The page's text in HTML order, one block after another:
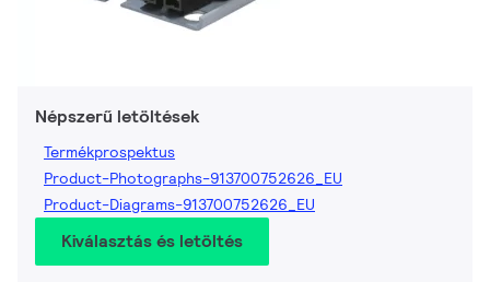
Népszerű letöltések
Termékprospektus
Product-Photographs-913700752626_EU
Product-Diagrams-913700752626_EU
Kiválasztás és letöltés